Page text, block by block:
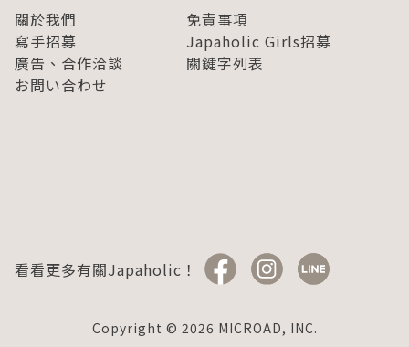
關於我們
免責事項
寫手招募
Japaholic Girls招募
廣告、合作洽談
關鍵字列表
お問い合わせ
看看更多有關Japaholic！
Copyright © 2026 MICROAD, INC.